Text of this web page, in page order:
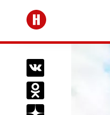
Перейти на главную
Поделиться Вконтакте
Поделиться в
Подписаться на нас в